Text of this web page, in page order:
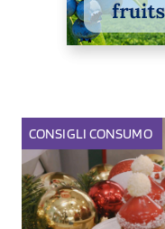
CONSIGLI CONSUMO